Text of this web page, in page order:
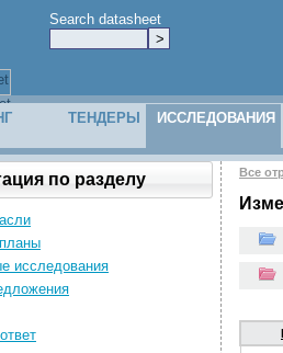
Search datasheet
ТЕНДЕРЫ ИССЛЕДОВАНИЯ
по разделу
исследования
Все